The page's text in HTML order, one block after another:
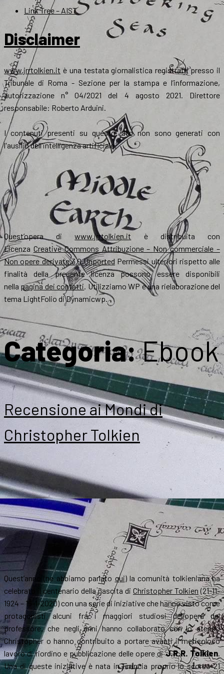
Link Tree – AIST
Disclaimer
www.jrrtolkien.it è una testata giornalistica registrata presso il
Tribunale di Roma - Sezione per la stampa e l’informazione,
autorizzazione n° 04/2021 del 4 agosto 2021. Direttore
responsabile: Roberto Arduini.
I contenuti presenti su questo sito non sono generati con
l'ausilio dell'intelligenza artificiale.
Quest’opera diwww.jrrtolkien.it è distribuita con
Licenza Creative Commons Attribuzione – Non commerciale –
Non opere derivate 3.0 Unported Permessi ulteriori rispetto alle
finalità della presente licenza possono essere disponibili
nella pagina dei contatti. Utilizziamo WP e una rielaborazione del
tema LightFolio di Dynamicwp.
Categoria:Ebook
Recensione ai Mondi di
Christopher Tolkien
Quest’anno (ne abbiamo parlato qui)la comunità tolkieniana ha
celebrato il centenario della nascita di Christopher Tolkien (21-11-
1924 – 16-1-2020) con una serie di iniziative che hanno visto come
protagonisti alcuni fra i maggiori studiosi dell’opera del
professore, che negli anni hanno collaborato con lo stesso
Christopher o hanno contribuito a portare avanti il meticoloso
lavoro di riordino e pubblicazione delle opere diJ.R.R. Tolkien.
Una di queste iniziative è nata in Francia proprio lo scorso 21